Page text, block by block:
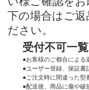
下の場合はご
ださい。
受付不可一覧
●お客様のご都合による
●ユーザー登録、保証書
●ご注文時に間違った型
●配送後、商品に傷や破